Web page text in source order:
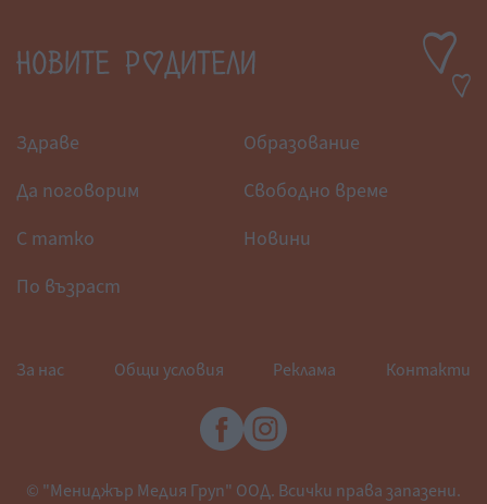
Здраве
Образование
Да поговорим
Свободно време
С татко
Новини
По възраст
За нас Общи условия Реклама Контакти
© "Мениджър Медия Груп" ООД. Всички права запазени.